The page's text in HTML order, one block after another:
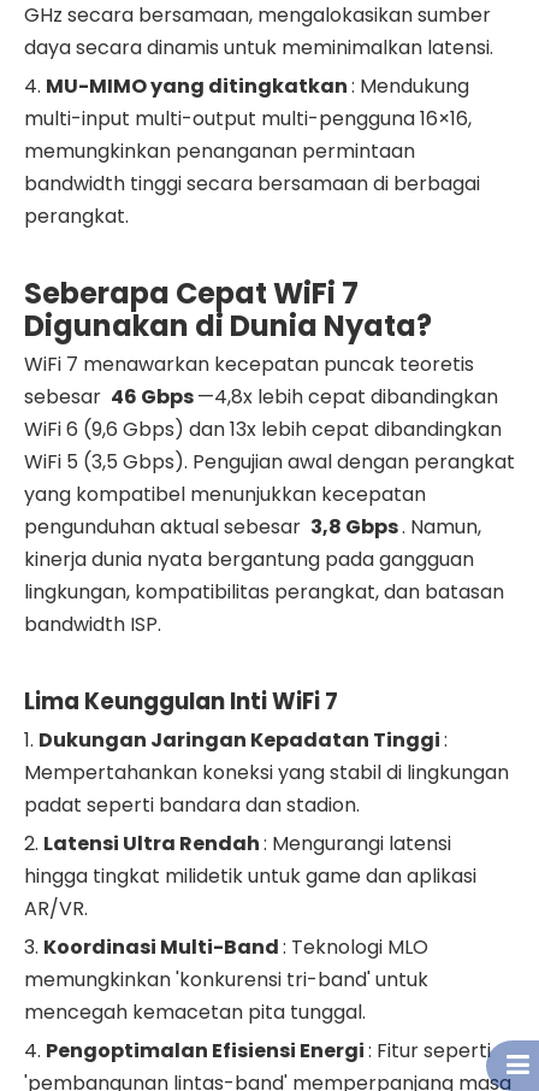
GHz secara bersamaan, mengalokasikan sumber
daya secara dinamis untuk meminimalkan latensi.
4. MU-MIMO yang ditingkatkan: Mendukung
multi-input multi-output multi-pengguna 16×16,
memungkinkan penanganan permintaan
bandwidth tinggi secara bersamaan di berbagai
perangkat.
Seberapa Cepat WiFi 7
Digunakan di Dunia Nyata?
WiFi 7 menawarkan kecepatan puncak teoretis
sebesar 46 Gbps—4,8x lebih cepat dibandingkan
WiFi 6 (9,6 Gbps) dan 13x lebih cepat dibandingkan
WiFi 5 (3,5 Gbps). Pengujian awal dengan perangkat
yang kompatibel menunjukkan kecepatan
pengunduhan aktual sebesar 3,8 Gbps. Namun,
kinerja dunia nyata bergantung pada gangguan
lingkungan, kompatibilitas perangkat, dan batasan
bandwidth ISP.
Lima Keunggulan Inti WiFi 7
1. Dukungan Jaringan Kepadatan Tinggi:
Mempertahankan koneksi yang stabil di lingkungan
padat seperti bandara dan stadion.
2. Latensi Ultra Rendah: Mengurangi latensi
hingga tingkat milidetik untuk game dan aplikasi
AR/VR.
3. Koordinasi Multi-Band: Teknologi MLO
memungkinkan 'konkurensi tri-band' untuk
mencegah kemacetan pita tunggal.
4. Pengoptimalan Efisiensi Energi: Fitur seperti
'pembangunan lintas-band' memperpanjang masa